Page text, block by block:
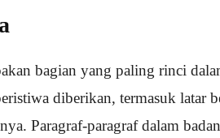
bagian yang paling rinci
diberikan, termasuk latar
Paragraf-paragraf dalam